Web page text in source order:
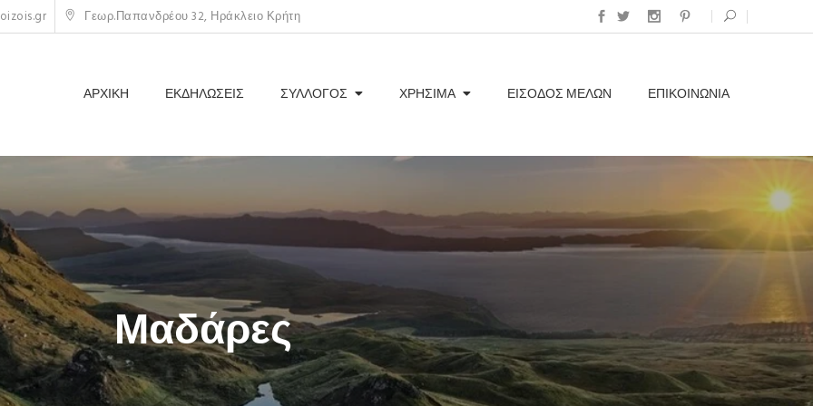
Γεωρ.Παπανδρέου 32, Ηράκλειο Κρήτη
ΑΡΧΙΚΗ ΕΚΔΗΛΩΣΕΙΣ ΣΥΛΛΟΓΟΣ ΧΡΗΣΙΜΑ ΕΊΣΟΔΟΣ ΜΕΛΏΝ ΕΠΙΚΟΙΝΩΝΊΑ
Μαδάρες